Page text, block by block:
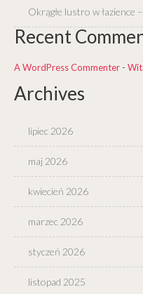
Okrągłe lustro w łazience
Recent
A WordPress Commenter -
Archives
lipiec 2026
maj 2026
kwiecień 2026
marzec 2026
styczeń 2026
listopad 2025